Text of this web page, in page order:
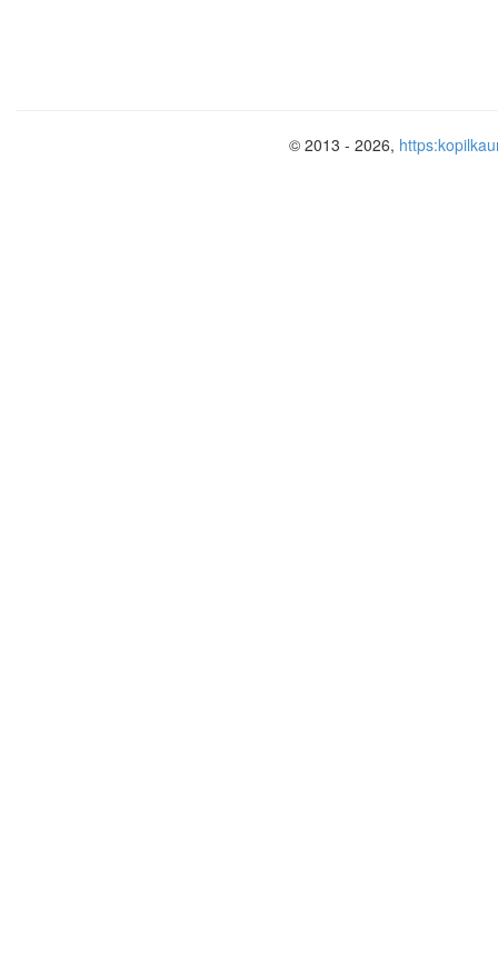
© 2013 - 2026,